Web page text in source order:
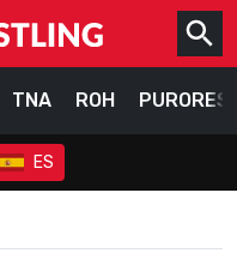
TNA ROH
ES